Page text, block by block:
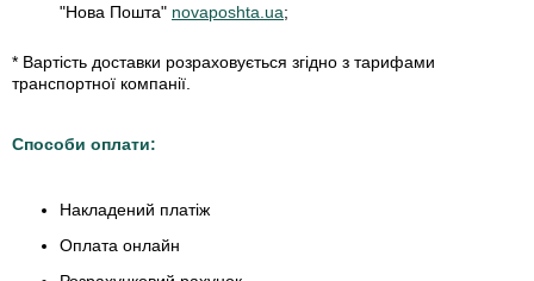
"Нова Пошта" novaposhta.ua;
* Вартість доставки розраховується згідно з тарифами
транспортної компанії.
Способи оплати:
Накладений платіж
Оплата онлайн